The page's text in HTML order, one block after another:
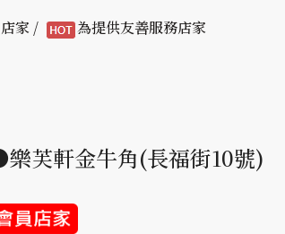
店家 / 為提供友善服務店家
芙軒金牛角(長福街10號)